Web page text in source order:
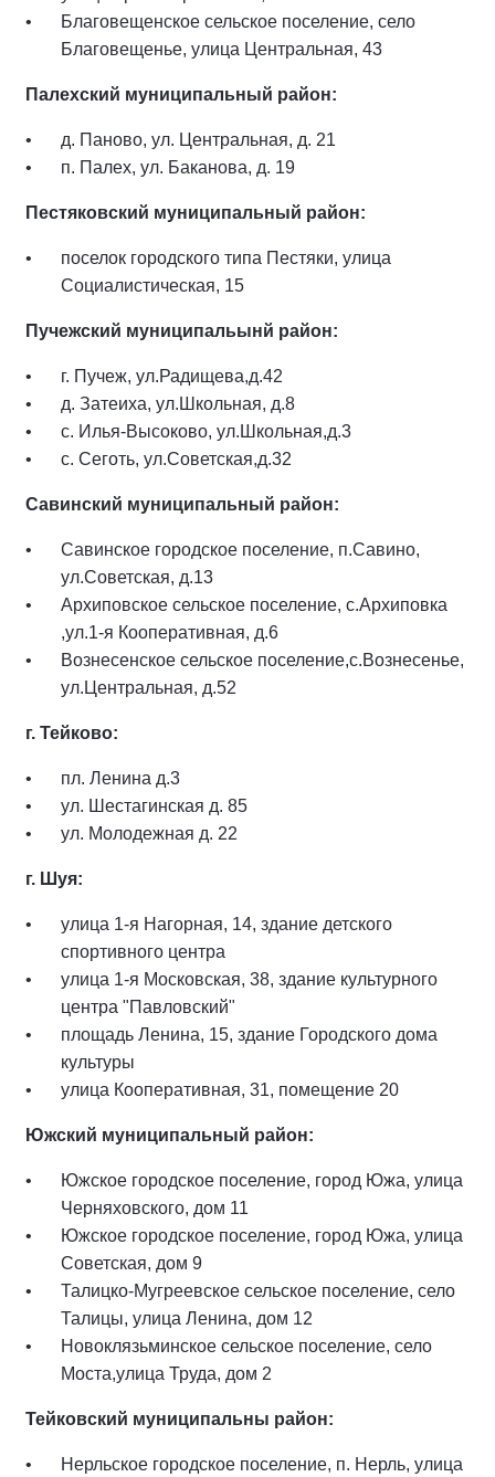
Благовещенское сельское поселение, село
Благовещенье, улица Центральная, 43
Палехский муниципальный район:
д. Паново, ул. Центральная, д. 21
п. Палех, ул. Баканова, д. 19
Пестяковский муниципальный район:
поселок городского типа Пестяки, улица
Социалистическая, 15
Пучежский муниципальынй район:
г. Пучеж, ул.Радищева,д.42
д. Затеиха, ул.Школьная, д.8
с. Илья-Высоково, ул.Школьная,д.3
с. Сеготь, ул.Советская,д.32
Савинский муниципальный район:
Савинское городское поселение, п.Савино,
ул.Советская, д.13
Архиповское сельское поселение, с.Архиповка
,ул.1-я Кооперативная, д.6
Вознесенское сельское поселение,с.Вознесенье,
ул.Центральная, д.52
г. Тейково:
пл. Ленина д.3
ул. Шестагинская д. 85
ул. Молодежная д. 22
г. Шуя:
улица 1-я Нагорная, 14, здание детского
спортивного центра
улица 1-я Московская, 38, здание культурного
центра "Павловский"
площадь Ленина, 15, здание Городского дома
культуры
улица Кооперативная, 31, помещение 20
Южский муниципальный район:
Южское городское поселение, город Южа, улица
Черняховского, дом 11
Южское городское поселение, город Южа, улица
Советская, дом 9
Талицко-Мугреевское сельское поселение, село
Талицы, улица Ленина, дом 12
Новоклязьминское сельское поселение, село
Моста,улица Труда, дом 2
Тейковский муниципальны район:
Нерльское городское поселение, п. Нерль, улица